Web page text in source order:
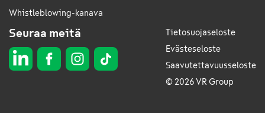
Whistleblowing-kanava
Seuraa meitä
Tietosuojaseloste
Evästeseloste
Saavutettavuusseloste
© 2026 VR Group